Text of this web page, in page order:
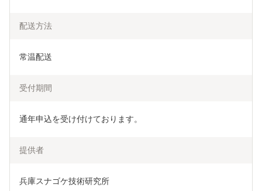
配送方法
常温配送
受付期間
通年申込を受け付けております。
提供者
兵庫スナゴケ技術研究所